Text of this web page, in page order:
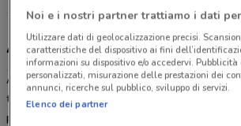
Aldi, offerte e negozi
Aldi è una catena diDiscounttedesca
tutto il mondo e arrivata in Italia nel 2018 con
primi negozi. Nonostante sia presente da
Noi e i nostri partner trattiamo i dati
Utilizzare dati di geolocalizzazione precisi.
caratteristiche del dispositivo ai fini
informazioni su dispositivo e/o accedervi. Pubblicità
personalizzati, misurazione delle prestazioni dei
annunci, ricerche sul pubblico, sviluppo di servizi.
Elenco dei partner